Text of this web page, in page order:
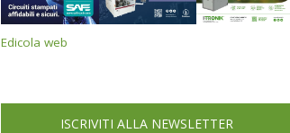
Edicola web
ISCRIVITI ALLA NEWSLETTER